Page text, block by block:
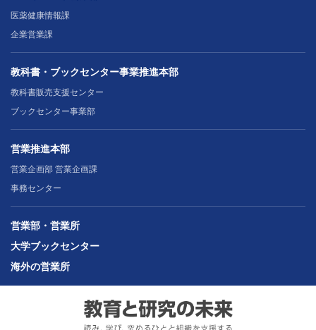
医薬健康情報課
企業営業課
教科書・ブックセンター事業推進本部
教科書販売支援センター
ブックセンター事業部
営業推進本部
営業企画部 営業企画課
事務センター
営業部・営業所
大学ブックセンター
海外の営業所